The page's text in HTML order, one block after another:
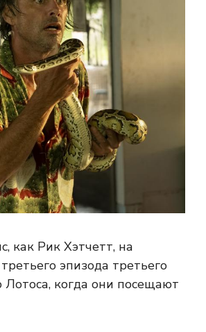
как Рик Хэтчетт, на
эпизода третьего
Лотоса, когда они посещают